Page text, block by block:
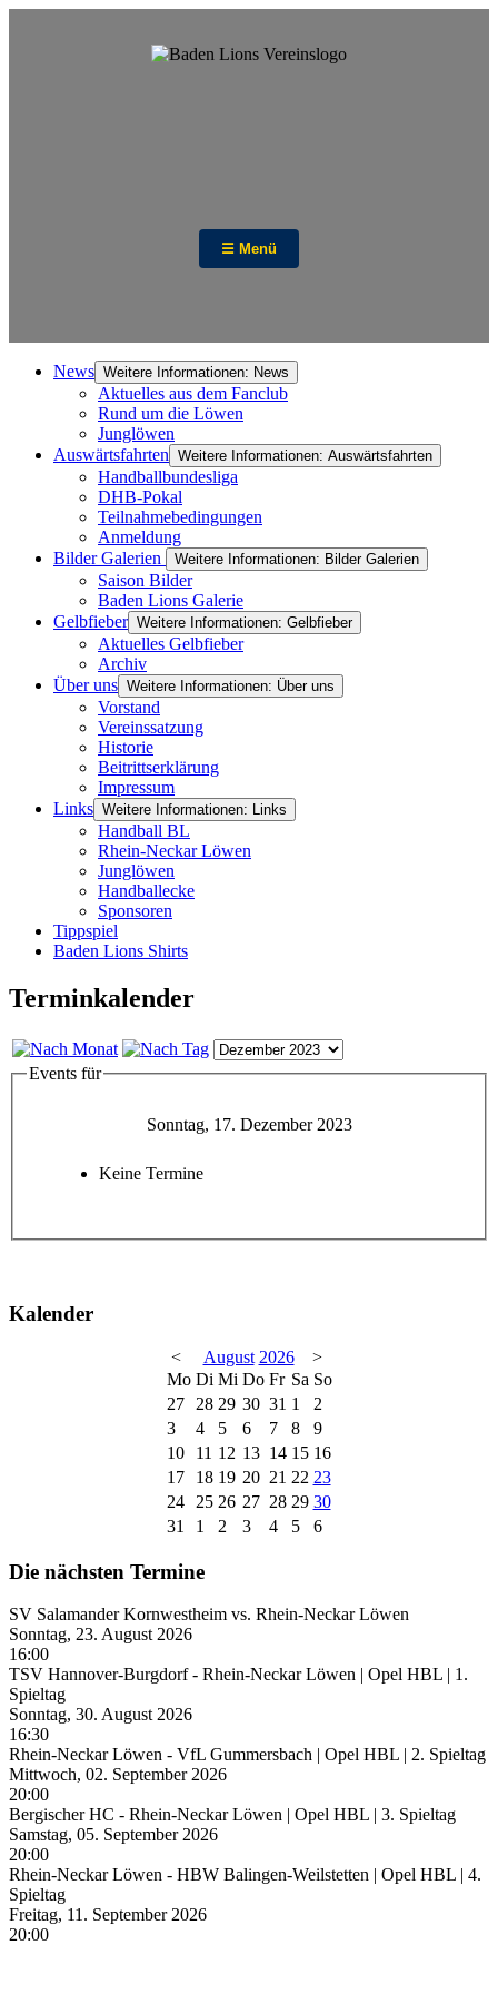
☰ Menü
News Weitere Informationen: News
Aktuelles aus dem Fanclub
Rund um die Löwen
Junglöwen
Auswärtsfahrten Weitere Informationen: Auswärtsfahrten
Handballbundesliga
DHB-Pokal
Teilnahmebedingungen
Anmeldung
Bilder Galerien
Weitere Informationen: Bilder Galerien
Saison Bilder
Baden Lions Galerie
Gelbfieber Weitere Informationen: Gelbfieber
Aktuelles Gelbfieber
Archiv
Über uns Weitere Informationen: Über uns
Vorstand
Vereinssatzung
Historie
Beitrittserklärung
Impressum
Links Weitere Informationen: Links
Handball BL
Rhein-Neckar Löwen
Junglöwen
Handballecke
Sponsoren
Tippspiel
Baden Lions Shirts
Terminkalender
Events für
Sonntag, 17. Dezember 2023
Keine Termine
Kalender
< August 2026
>
Mo Di Mi Do Fr Sa So
27
28 29 30 31 1
2
3
4 5 6 7 8
9
10
11 12 13 14 15 16
17
18 19 20 21 22 23
24
25 26 27 28 29 30
31
1 2 3 4 5 6
Die nächsten Termine
SV Salamander Kornwestheim vs. Rhein-Neckar Löwen
Sonntag, 23. August 2026
16:00
TSV Hannover-Burgdorf - Rhein-Neckar Löwen | Opel HBL | 1.
Spieltag
Sonntag, 30. August 2026
16:30
Rhein-Neckar Löwen - VfL Gummersbach | Opel HBL | 2. Spieltag
Mittwoch, 02. September 2026
20:00
Bergischer HC - Rhein-Neckar Löwen | Opel HBL | 3. Spieltag
Samstag, 05. September 2026
20:00
Rhein-Neckar Löwen - HBW Balingen-Weilstetten | Opel HBL | 4.
Spieltag
Freitag, 11. September 2026
20:00